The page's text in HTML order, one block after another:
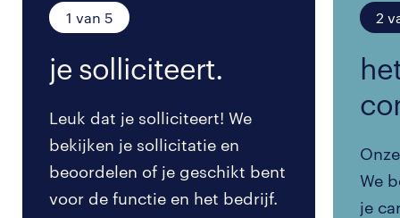
1 van 5
je solliciteert.
Leuk dat je solliciteert! We
bekijken je sollicitatie en
beoordelen of je geschikt bent
voor de functie en het bedrijf.
2
We
je